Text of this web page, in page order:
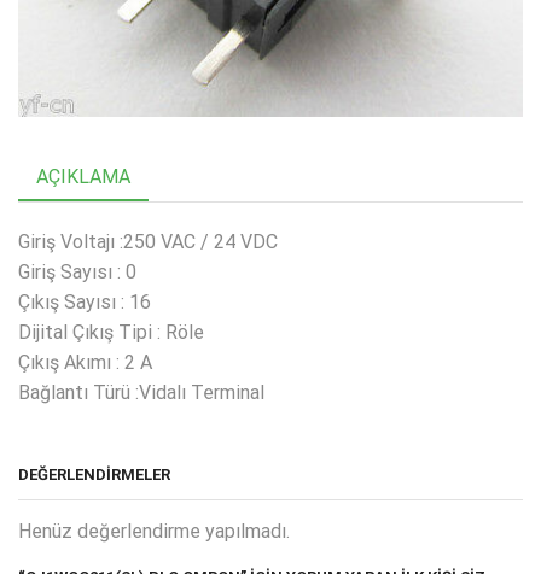
AÇIKLAMA
Giriş Voltajı :250 VAC / 24 VDC
Giriş Sayısı : 0
Çıkış Sayısı : 16
Dijital Çıkış Tipi : Röle
Çıkış Akımı : 2 A
Bağlantı Türü :Vidalı Terminal
DEĞERLENDIRMELER
Henüz değerlendirme yapılmadı.